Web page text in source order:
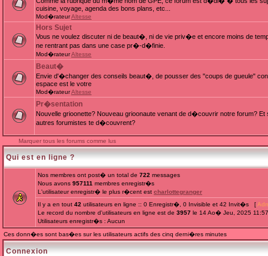
cuisine, voyage, agenda des bons plans, etc...
Mod�rateurAltesse
Hors Sujet
Vous ne voulez discuter ni de beaut�, ni de vie priv�e et encore moins de
ne rentrant pas dans une case pr�-d�finie.
Mod�rateurAltesse
Beaut�
Envie d'�changer des conseils beaut�, de pousser des "coups de gueule"
espace est le votre
Mod�rateurAltesse
Pr�sentation
Nouvelle grioonette? Nouveau grioonaute venant de d�couvrir notre forum?
autres forumistes te d�couvrent?
Marquer tous les forums comme lus
Qui est en ligne ?
Nos membres ont post� un total de 722 messages
Nous avons 957111 membres enregistr�s
L'utilisateur enregistr� le plus r�cent est charlottegranger
Il y a en tout 42 utilisateurs en ligne :: 0 Enregistr�, 0 Invisible et 42 Invit�s [
Le record du nombre d'utilisateurs en ligne est de 3957 le 14 Ao� Jeu, 2025
Utilisateurs enregistr�s : Aucun
Ces donn�es sont bas�es sur les utilisateurs actifs des cinq derni�res minutes
Connexion